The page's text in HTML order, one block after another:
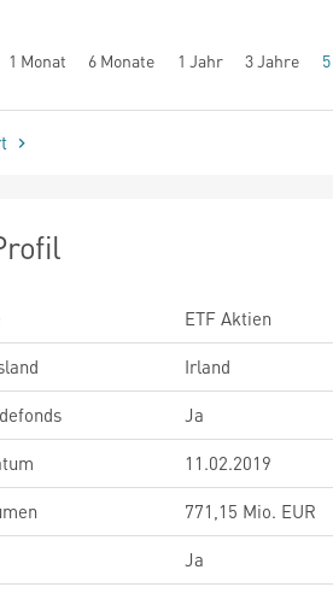
1 Monat 6 Monate 1 Jahr 3 Jahre
ETF Aktien
Irland
Ja
11.02.2019
771,15 Mio. EUR
Ja